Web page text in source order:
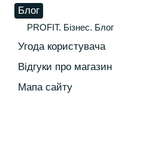
Блог
PROFIT. Бізнес. Блог
Угода користувача
Відгуки про магазин
Мапа сайту